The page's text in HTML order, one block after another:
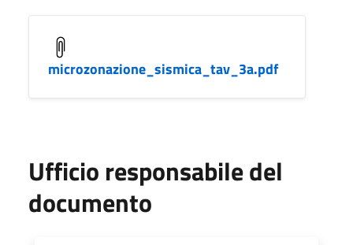
microzonazione_sismica_tav_3a.pdf
Ufficio responsabile del
documento